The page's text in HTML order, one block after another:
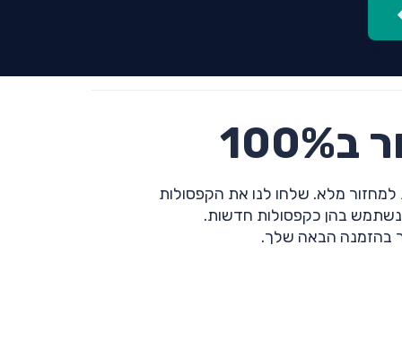
למחזור מלא. שלחו לנו את הקפסולות
בהן כקפסולות חדשות.
בהזמנה הבאה שלך.